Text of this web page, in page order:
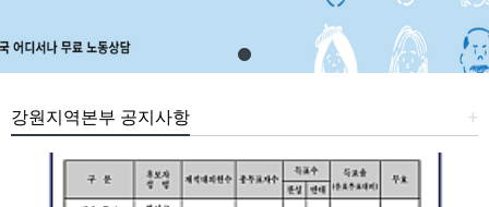
+
강원지역본부 공지사항